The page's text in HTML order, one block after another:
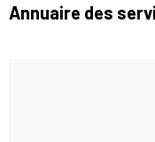
Annuaire des